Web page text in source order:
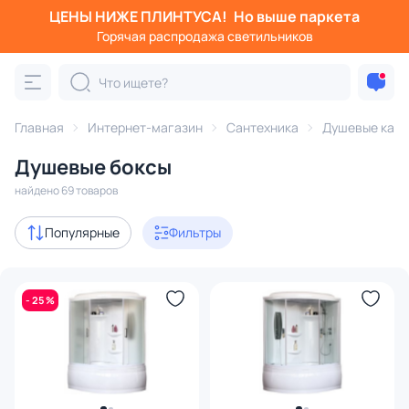
ЦЕНЫ НИЖЕ ПЛИНТУСА! Но выше паркета
Горячая распродажа светильников
Главная Интернет-магазин Сантехника Душевые
Душевые боксы
найдено 69 товаров
Популярные Фильтры
- 25 %
Фильтры
Категория: Душевые кабины
душевые боксы с ванной с низким поддоном с
Акции 2
В наличии 25